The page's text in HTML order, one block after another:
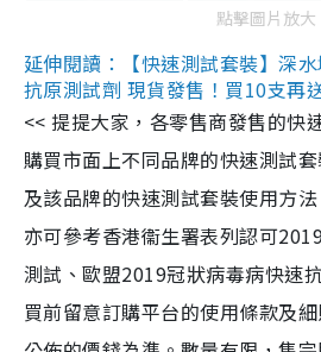
點擊圖片放大
延伸閱讀：【快速測試套裝】深
抗原測試劑 現貨發售！買10支再
<< 提提大家，各零售商發售的快
購買市面上不同品牌的快速測試
及該品牌的快速測試套裝使用方
亦可參考香港衞生署表列認可
測試、歐盟2019冠狀病毒病快速
買前留意訂購平台的使用條款及